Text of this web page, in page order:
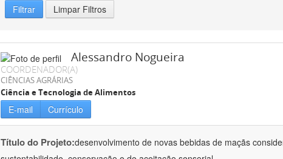
Filtrar Limpar Filtros
Alessandro Nogueira
COORDENADOR(A)
CIÊNCIAS AGRÁRIAS
Ciência e Tecnologia de Alimentos
E-mail Currículo
Título do Projeto:desenvolvimento de novas bebidas de maçãs